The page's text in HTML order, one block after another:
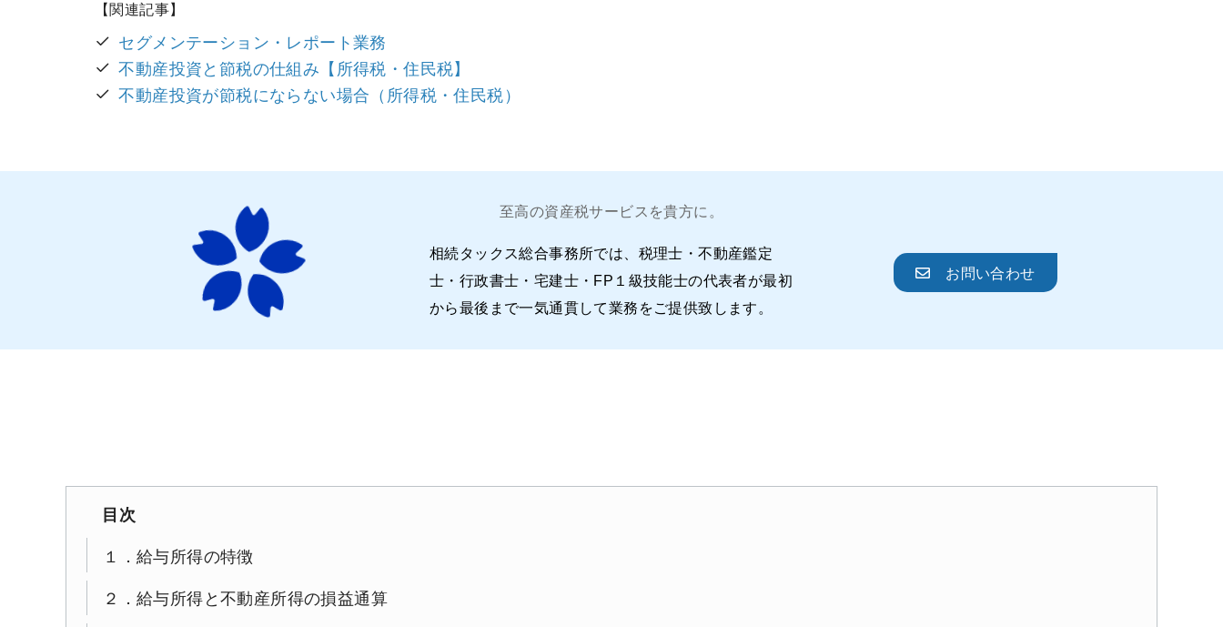
セグメンテーション・レポート業務
不動産投資と節税の仕組み【所得税・住民税】
不動産投資が節税にならない場合（所得税・住民税）
至高の資産税サービスを貴方に。
相続タックス総合事務所では、税理士・不動産鑑定
士・行政書士・宅建士・FP１級技能士の代表者が最初
から最後まで一気通貫して業務をご提供致します。
お問い合わせ
目次
１．給与所得の特徴
２．給与所得と不動産所得の損益通算